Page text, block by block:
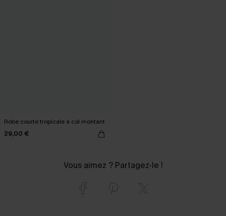
Robe courte tropicale à col montant
29,00 €
Vous aimez ? Partagez-le !